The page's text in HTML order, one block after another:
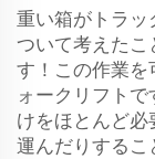
重い箱がトラッ
ついて考えた
す！この作業を
ォークリフト
けをほとんど必
運んだりするこ